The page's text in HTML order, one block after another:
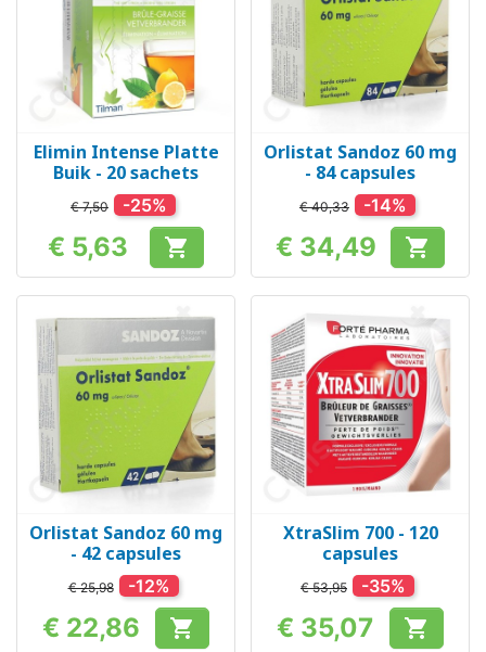
Elimin Intense Platte
Buik - 20 sachets
€ 7,50 -25%
Prijs
€ 5,63 
Orlistat Sandoz 60 mg
- 84 capsules
€ 40,33 -14%
Prijs
€ 34,49 
Orlistat Sandoz 60 mg
- 42 capsules
€ 25,98 -12%
Prijs
€ 22,86 
XtraSlim 700 - 120
capsules
€ 53,95 -35%
Prijs
€ 35,07 